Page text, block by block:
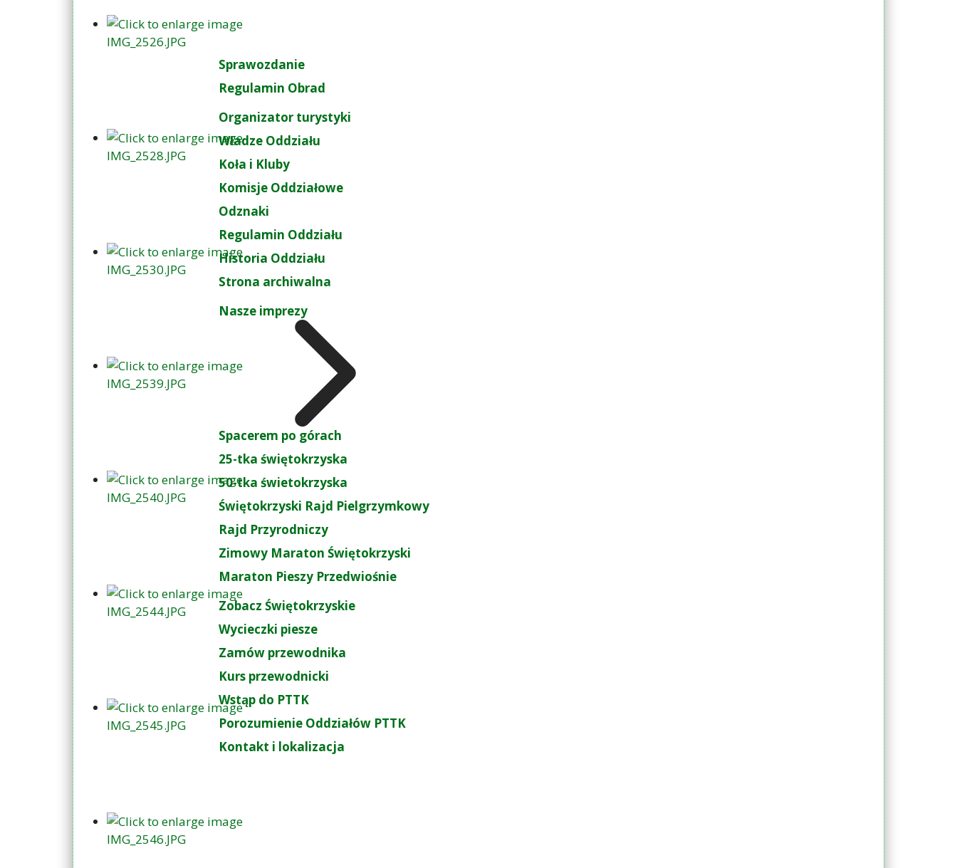
Sprawozdanie
Regulamin Obrad
Organizator turystyki
Władze Oddziału
Koła i Kluby
Komisje Oddziałowe
Odznaki
Regulamin Oddziału
Historia Oddziału
Strona archiwalna
Nasze imprezy
Spacerem po górach
25-tka świętokrzyska
50-tka świetokrzyska
Świętokrzyski Rajd Pielgrzymkowy
Rajd Przyrodniczy
Zimowy Maraton Świętokrzyski
Maraton Pieszy Przedwiośnie
Zobacz Świętokrzyskie
Wycieczki piesze
Zamów przewodnika
Kurs przewodnicki
Wstąp do PTTK
Porozumienie Oddziałów PTTK
Kontakt i lokalizacja